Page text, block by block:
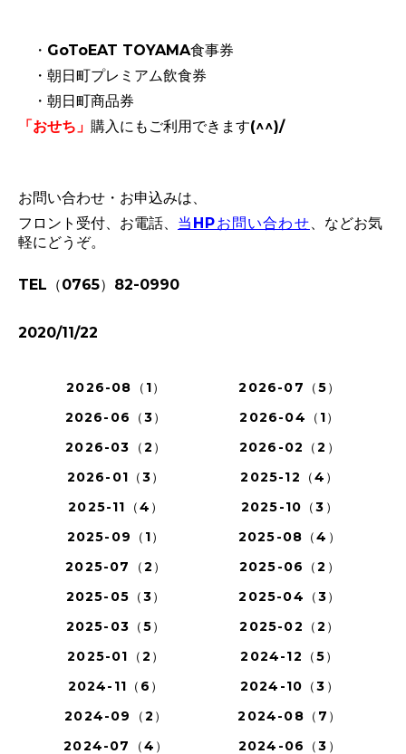
・GoToEAT TOYAMA食事券
・朝日町プレミアム飲食券
・朝日町商品券
「おせち」 購入にもご利用できます(^^)/
お問い合わせ・お申込みは、
フロント受付、お電話、 当HPお問い合わせ 、などお気
軽にどうぞ。
TEL（0765）82-0990
2020/11/22
2026-08（1）
2026-07（5）
2026-06（3）
2026-04（1）
2026-03（2）
2026-02（2）
2026-01（3）
2025-12（4）
2025-11（4）
2025-10（3）
2025-09（1）
2025-08（4）
2025-07（2）
2025-06（2）
2025-05（3）
2025-04（3）
2025-03（5）
2025-02（2）
2025-01（2）
2024-12（5）
2024-11（6）
2024-10（3）
2024-09（2）
2024-08（7）
2024-07（4）
2024-06（3）